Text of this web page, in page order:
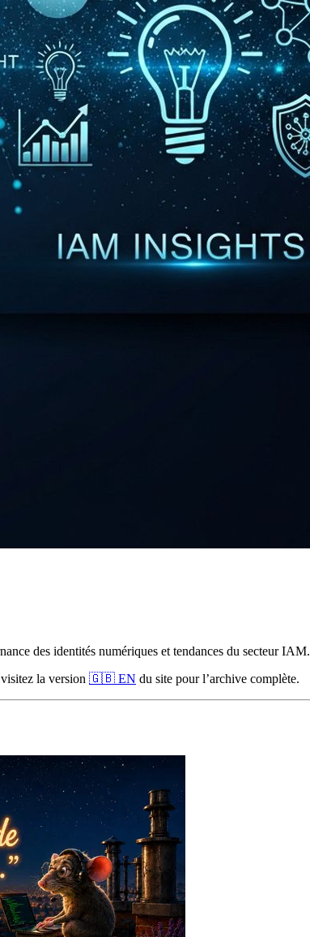
des identités numériques et tendances du secteur IAM.
la version 🇬🇧 EN du site pour l’archive complète.